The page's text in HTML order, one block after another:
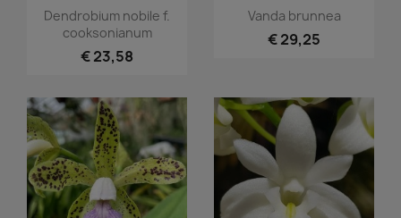
Snel bekijken
Dendrobium nobile f.
cooksonianum
€ 23,58
Snel bekijken
Vanda brunnea
€ 29,25